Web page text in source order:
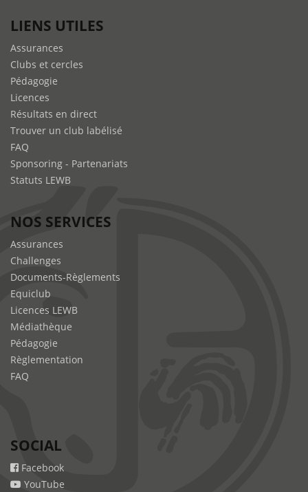
LIENS UTILES
Assurances
Clubs et cercles
Pédagogie
Licences
Résultats en direct
Trouver un club labélisé
FAQ
Sponsoring - Partenariats
Statuts LEWB
NOS SERVICES
Assurances
Challenges
Documents-Règlements
Equiclub
Licences LEWB
Médiathèque
Pédagogie
Règlementation
FAQ
SOCIAL
Facebook
YouTube